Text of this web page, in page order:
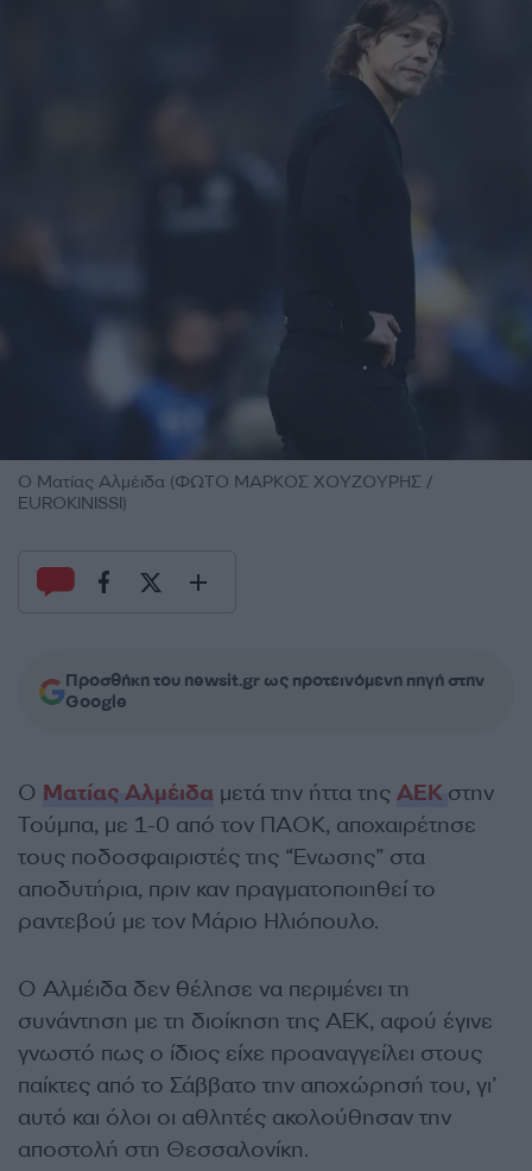
Ο Ματίας Αλμέιδα (ΦΩΤΟ ΜΑΡΚΟΣ ΧΟΥΖΟΥΡΗΣ /
EUROKINISSI)
Προσθήκη του newsit.gr ως προτεινόμενη πηγή στην
Google
Ο Ματίας Αλμέιδα μετά την ήττα της ΑΕΚ στην
Τούμπα, με 1-0 από τον ΠΑΟΚ, αποχαιρέτησε
τους ποδοσφαιριστές της “Ένωσης” στα
αποδυτήρια, πριν καν πραγματοποιηθεί το
ραντεβού με τον Μάριο Ηλιόπουλο.
Ο Αλμέιδα δεν θέλησε να περιμένει τη
συνάντηση με τη διοίκηση της ΑΕΚ, αφού έγινε
γνωστό πως ο ίδιος είχε προαναγγείλει στους
παίκτες από το Σάββατο την αποχώρησή του, γι’
αυτό και όλοι οι αθλητές ακολούθησαν την
αποστολή στη Θεσσαλονίκη.